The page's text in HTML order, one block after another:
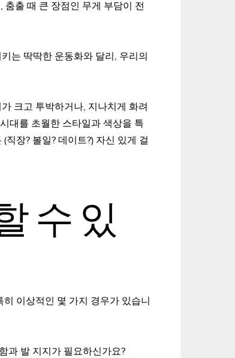
출 때 큰 장점인 무게 부담이 전
는 딱딱한 운동화와 달리, 우리의
크고 투박하거나, 지나치게 화려
대를 초월한 스타일과 색상을 특
장? 볼일? 데이트?) 자신 있게 걸
수 있
이상적인 몇 가지 경우가 있습니
과 발 지지가 필요하신가요?